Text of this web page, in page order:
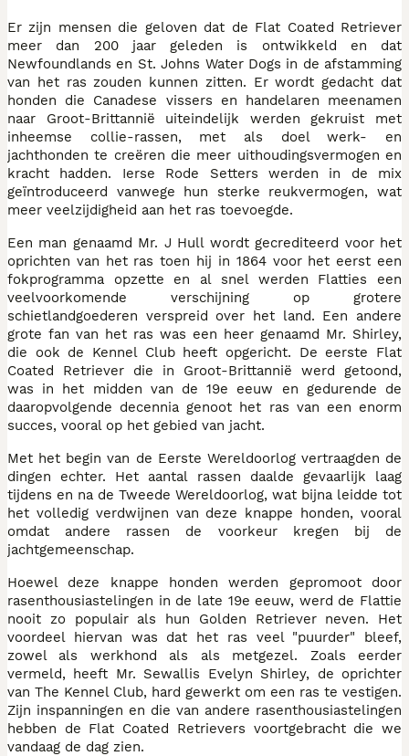
Er zijn mensen die geloven dat de Flat Coated Retriever
meer dan 200 jaar geleden is ontwikkeld en dat
Newfoundlands en St. Johns Water Dogs in de afstamming
van het ras zouden kunnen zitten. Er wordt gedacht dat
honden die Canadese vissers en handelaren meenamen
naar Groot-Brittannië uiteindelijk werden gekruist met
inheemse collie-rassen, met als doel werk- en
jachthonden te creëren die meer uithoudingsvermogen en
kracht hadden. Ierse Rode Setters werden in de mix
geïntroduceerd vanwege hun sterke reukvermogen, wat
meer veelzijdigheid aan het ras toevoegde.
Een man genaamd Mr. J Hull wordt gecrediteerd voor het
oprichten van het ras toen hij in 1864 voor het eerst een
fokprogramma opzette en al snel werden Flatties een
veelvoorkomende verschijning op grotere
schietlandgoederen verspreid over het land. Een andere
grote fan van het ras was een heer genaamd Mr. Shirley,
die ook de Kennel Club heeft opgericht. De eerste Flat
Coated Retriever die in Groot-Brittannië werd getoond,
was in het midden van de 19e eeuw en gedurende de
daaropvolgende decennia genoot het ras van een enorm
succes, vooral op het gebied van jacht.
Met het begin van de Eerste Wereldoorlog vertraagden de
dingen echter. Het aantal rassen daalde gevaarlijk laag
tijdens en na de Tweede Wereldoorlog, wat bijna leidde tot
het volledig verdwijnen van deze knappe honden, vooral
omdat andere rassen de voorkeur kregen bij de
jachtgemeenschap.
Hoewel deze knappe honden werden gepromoot door
rasenthousiastelingen in de late 19e eeuw, werd de Flattie
nooit zo populair als hun Golden Retriever neven. Het
voordeel hiervan was dat het ras veel "puurder" bleef,
zowel als werkhond als als metgezel. Zoals eerder
vermeld, heeft Mr. Sewallis Evelyn Shirley, de oprichter
van The Kennel Club, hard gewerkt om een ras te vestigen.
Zijn inspanningen en die van andere rasenthousiastelingen
hebben de Flat Coated Retrievers voortgebracht die we
vandaag de dag zien.